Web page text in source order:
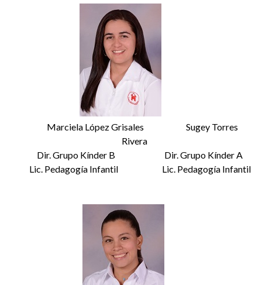
Marciela López Grisales Sugey Torres
Rivera
Dir. Grupo Kínder B Dir. Grupo Kínder A
Lic. Pedagogía Infantil Lic. Pedagogía Infantil